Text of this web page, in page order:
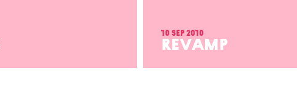
10 sep 2010
REVAMP